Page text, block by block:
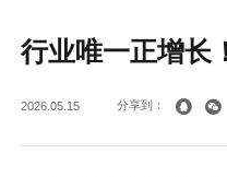
行业唯一正增长
2026.05.15 分享到：